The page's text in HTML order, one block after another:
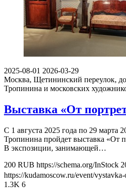
2025-08-01 2026-03-29
Москва, Щетининский переулок,
Тропинина и московских
Выставка «От
С 1 августа 2025 года по 29 марта
Тропинина пройдет выставка «От
В экспозиции, занимающей…
200 RUB https://schema.org/InStock
https://kudamoscow.ru/event/
1.3K 6